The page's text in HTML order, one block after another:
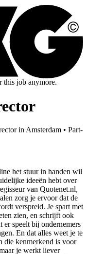
this job anymore.
in Amsterdam • Part-
het stuur in handen wil
ideeën hebt over
van Quotenet.nl,
zorg je ervoor dat de
verspreid. Je spart met
zien, en schrijft ook
speelt bij ondernemers
En dat alles weet je te
die kenmerkend is voor
je werkt liever